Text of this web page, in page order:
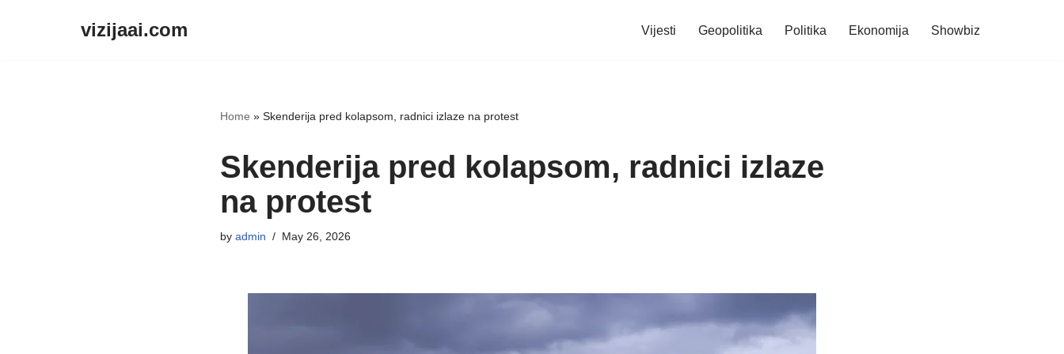
vizijaai.com Vijesti Geopolitika Politika Ekonomija Showbiz
Home » Skenderija pred kolapsom, radnici izlaze na protest
Skenderija pred kolapsom, radnici izlaze
na protest
by admin May 26, 2026